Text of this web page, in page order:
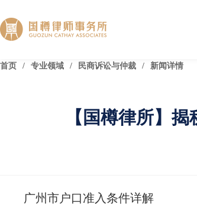
首页 / 专业领域 / 民商诉讼与仲裁 / 新闻详情
【国樽律所】
广州市户口准入条件详解